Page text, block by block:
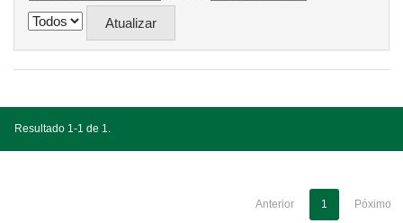
Resultado 1-1 de 1.
Anterior 1 Póximo